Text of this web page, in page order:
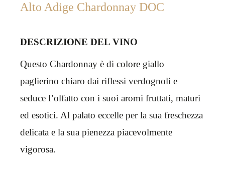
Alto Adige Chardonnay DOC
DESCRIZIONE DEL VINO
Questo Chardonnay è di colore giallo
paglierino chiaro dai riflessi verdognoli e
seduce l’olfatto con i suoi aromi fruttati, maturi
ed esotici. Al palato eccelle per la sua freschezza
delicata e la sua pienezza piacevolmente
vigorosa.